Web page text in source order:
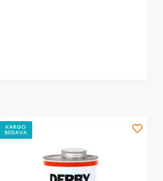
KARGO
BEDAVA Stokta Yok